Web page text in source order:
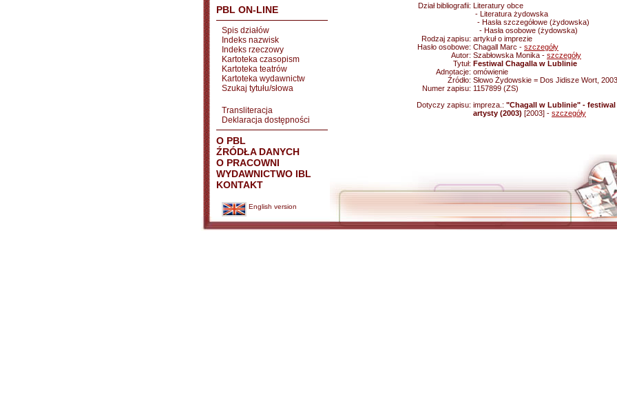
PBL ON-LINE
Spis działów
Indeks nazwisk
Indeks rzeczowy
Kartoteka czasopism
Kartoteka teatrów
Kartoteka wydawnictw
Szukaj tytułu/słowa
Transliteracja
Deklaracja dostępności
O PBL
ŹRÓDŁA DANYCH
O PRACOWNI
WYDAWNICTWO IBL
KONTAKT
English version
Dział bibliografii: Literatury obce
- Literatura żydowska
- Hasła szczegółowe (żydowska)
- Hasła osobowe (żydowska)
Rodzaj zapisu: artykuł o imprezie
Hasło osobowe: Chagall Marc - szczegóły
Autor: Szabłowska Monika - szczegóły
Tytuł: Festiwal Chagalla w Lublinie
Adnotacje: omówienie
Źródło: Słowo Żydowskie = Dos Jidisze Wort,
Numer zapisu: 1157899 (ZS)
Dotyczy zapisu: impreza.: "Chagall w Lublinie" -
artysty (2003) [2003] - szczegóły